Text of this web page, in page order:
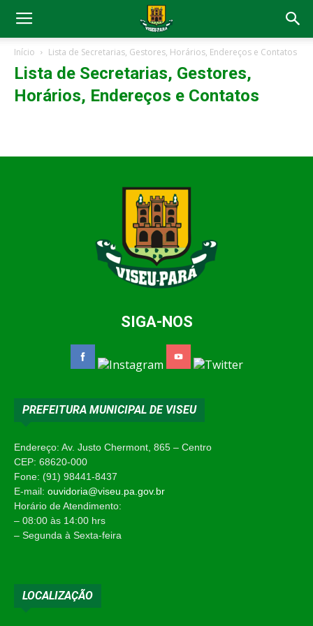
Início Lista de Secretarias, Gestores, Horários, Endereços e Contatos
Lista de Secretarias, Gestores,
Horários, Endereços e Contatos
SIGA-NOS
PREFEITURA MUNICIPAL DE VISEU
Endereço: Av. Justo Chermont, 865 – Centro
CEP: 68620-000
Fone: (91) 98441-8437
E-mail: ouvidoria@viseu.pa.gov.br
Horário de Atendimento:
– 08:00 às 14:00 hrs
– Segunda à Sexta-feira
LOCALIZAÇÃO